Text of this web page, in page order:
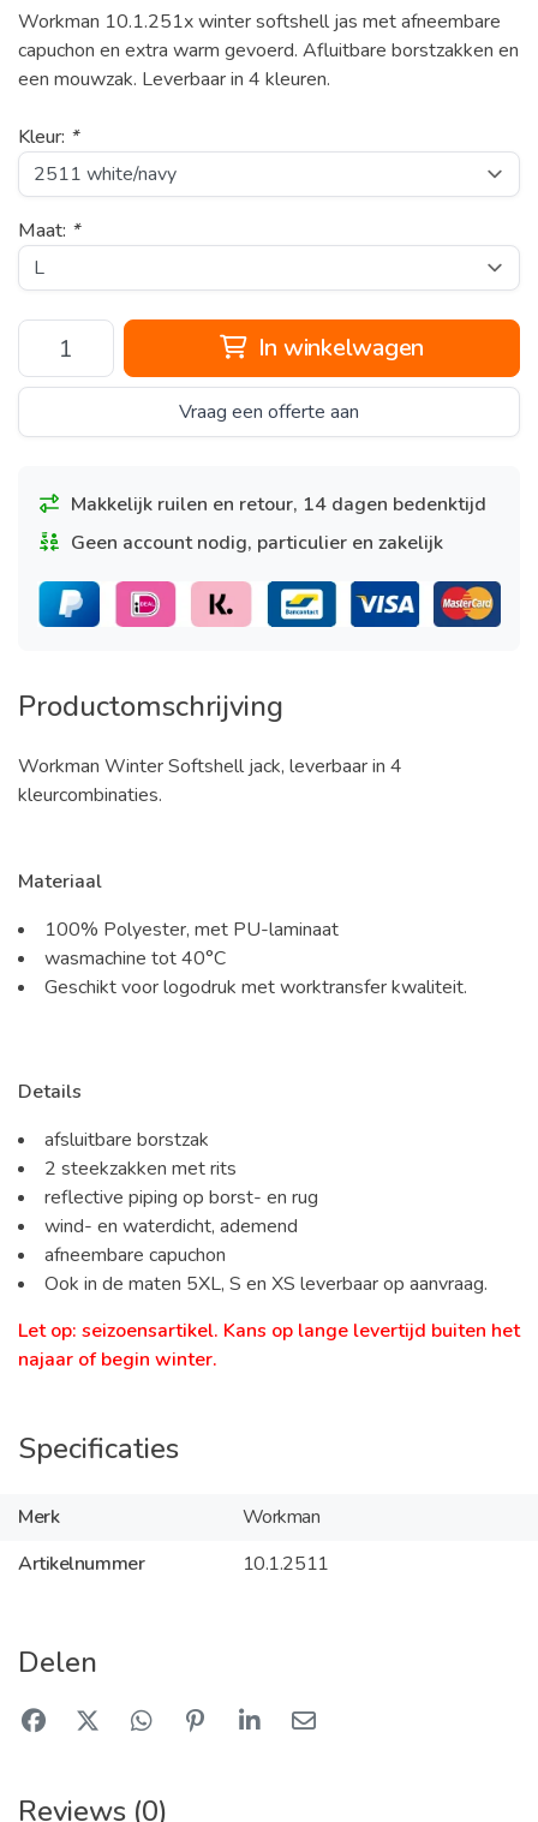
Workman 10.1.251x winter softshell jas met afneembare
capuchon en extra warm gevoerd. Afluitbare borstzakken en
een mouwzak. Leverbaar in 4 kleuren.
Kleur: *
Maat: *
In winkelwagen
Vraag een offerte aan
Makkelijk ruilen en retour, 14 dagen bedenktijd
Geen account nodig, particulier en zakelijk
Productomschrijving
Workman Winter Softshell jack, leverbaar in 4
kleurcombinaties.
Materiaal
100% Polyester, met PU-laminaat
wasmachine tot 40°C
Geschikt voor logodruk met worktransfer kwaliteit.
Details
afsluitbare borstzak
2 steekzakken met rits
reflective piping op borst- en rug
wind- en waterdicht, ademend
afneembare capuchon
Ook in de maten 5XL, S en XS leverbaar op aanvraag.
Let op: seizoensartikel. Kans op lange levertijd buiten het
najaar of begin winter.
Specificaties
Merk
Workman
Artikelnummer
10.1.2511
Delen
Reviews (0)